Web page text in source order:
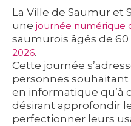
La Ville de Saumur et
une journée numérique
saumurois âgés de
2026.
Cette journée
personnes souhaitant
en informatique qu’à
désirant approfondir
perfectionner leurs